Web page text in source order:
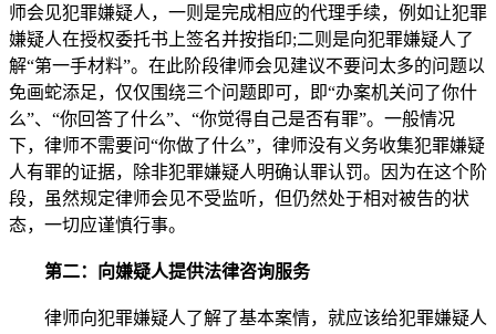
师会见犯罪嫌疑人，一则是完成相应的代理手续，例如让犯罪
嫌疑人在授权委托书上签名并按指印;二则是向犯罪嫌疑人了
解“第一手材料”。在此阶段律师会见建议不要问太多的问题以
免画蛇添足，仅仅围绕三个问题即可，即“办案机关问了你什
么”、“你回答了什么”、“你觉得自己是否有罪”。一般情况
下，律师不需要问“你做了什么”，律师没有义务收集犯罪嫌疑
人有罪的证据，除非犯罪嫌疑人明确认罪认罚。因为在这个阶
段，虽然规定律师会见不受监听，但仍然处于相对被告的状
态，一切应谨慎行事。
第二：向嫌疑人提供法律咨询服务
律师向犯罪嫌疑人了解了基本案情，就应该给犯罪嫌疑人